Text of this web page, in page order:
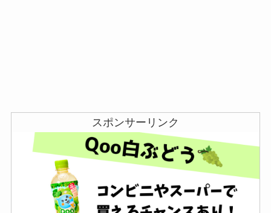
スポンサーリンク